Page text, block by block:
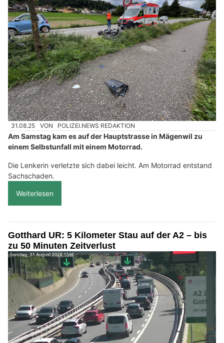
31.08.25 VON POLIZEI.NEWS REDAKTION
Am Samstag kam es auf der Hauptstrasse in Mägenwil zu
einem Selbstunfall mit einem Motorrad.
Die Lenkerin verletzte sich dabei leicht. Am Motorrad entstand
Sachschaden.
Weiterlesen
Gotthard UR: 5 Kilometer Stau auf der A2 – bis
zu 50 Minuten Zeitverlust